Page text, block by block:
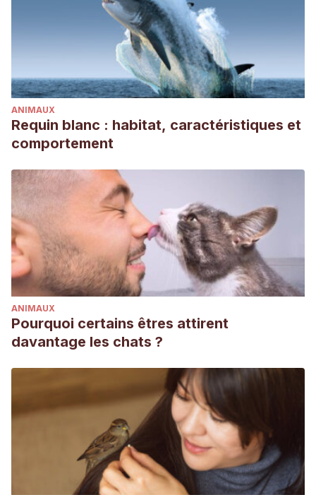
ANIMAUX
Requin blanc : habitat, caractéristiques et
comportement
ANIMAUX
Pourquoi certains êtres attirent
davantage les chats ?